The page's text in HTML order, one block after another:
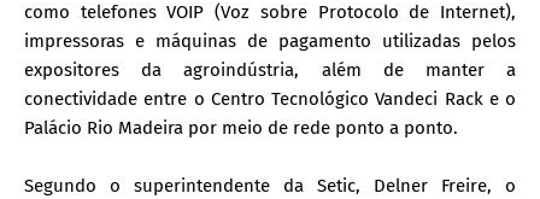
como telefones VOIP (Voz sobre Protocolo de Internet),
impressoras e máquinas de pagamento utilizadas pelos
expositores da agroindústria, além de manter a
conectividade entre o Centro Tecnológico Vandeci Rack e o
Palácio Rio Madeira por meio de rede ponto a ponto.
Segundo o superintendente da Setic, Delner Freire, o